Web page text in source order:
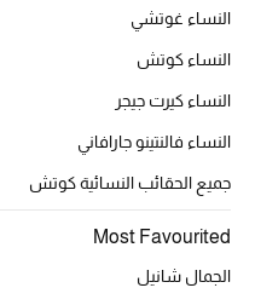
تشكيلة الأحذية
الأحذية الرجالية
أبرز المصممين
النساء غوتشي
النساء كوتش
النساء كيرت جيجر
النساء فالنتينو جارافاني
جميع الحقائب النسائية كوتش
Most Favourited
الجمال شانيل